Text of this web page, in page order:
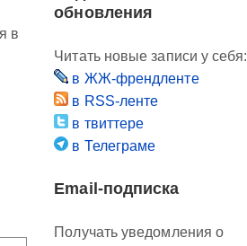
в
обновления
Читать новые записи у себя:
в ЖЖ-френдленте
в RSS-ленте
в твиттере
в Телеграме
Email-подписка
Получать уведомления о